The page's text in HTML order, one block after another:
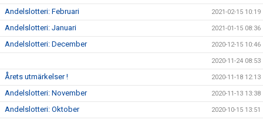
Andelslotteri: Februari 2021-02-15 10:19
Andelslotteri: Januari 2021-01-15 08:36
Andelslotteri: December 2020-12-15 10:46
2020-11-24 08:53
Årets utmärkelser ! 2020-11-18 12:13
Andelslotteri: November 2020-11-13 13:38
Andelslotteri: Oktober 2020-10-15 13:51